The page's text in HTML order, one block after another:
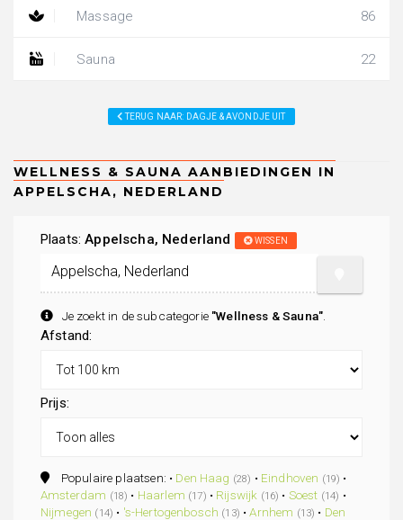
Massage 86
Sauna 22
TERUG NAAR: DAGJE & AVONDJE UIT
Plaats:Appelscha, Nederland WISSEN
Je zoekt in de subcategorie "Wellness & Sauna"
Afstand:
Prijs:
Populaire plaatsen: • Den Haag (28) • Eindhoven (19) •
Amsterdam (18) • Haarlem (17) • Rijswijk (16) • Soest (14) •
Nijmegen (14) • 's-Hertogenbosch (13) •Arnhem (13) • Den